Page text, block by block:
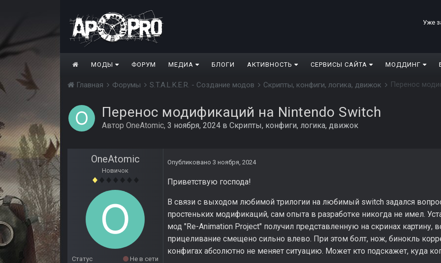
Уже
МОДЫ ФОРУМ МЕДИА БЛОГИ АКТИВНОСТЬ СЕРВИСЫ САЙТА МОДДИНГ
Главная Форумы S.T.A.L.K.E.R. - Создание модов Скрипты, конфиги, логика, движок Перенос
Перенос модификаций на Nintendo Switch
Автор OneAtomic, 3 ноября, 2024 в Скрипты, конфиги, логика, движок
OneAtomic
Новичок
Статус
Не в сети
Опубликовано 3 ноября, 2024
Приветствую господа!
В связи с выходом любимой трилогии на любимый switch задался
простеньких модификаций, сам опыта в разработке никогда не имел.
мод "Re-Animation Project" получил представленную на скринах картину,
прицеливание смещено сильно влево. При этом болт, нож, бинокль
конфигах абсолютно не меняет ситуацию. Может кто подскажет, куда